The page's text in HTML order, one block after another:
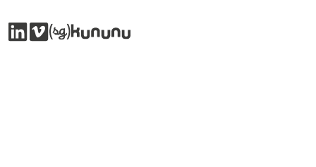
LinkedIn
Vimeo
SGKununu